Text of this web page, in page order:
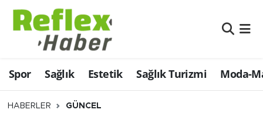
Spor Sağlık Estetik Sağlık Turizmi Moda-
HABERLER GÜNCEL
Eğitim
Estetik
Firmalardan
Nöbetçi Eczaneler
Hava Durumu
Namaz Vakitleri